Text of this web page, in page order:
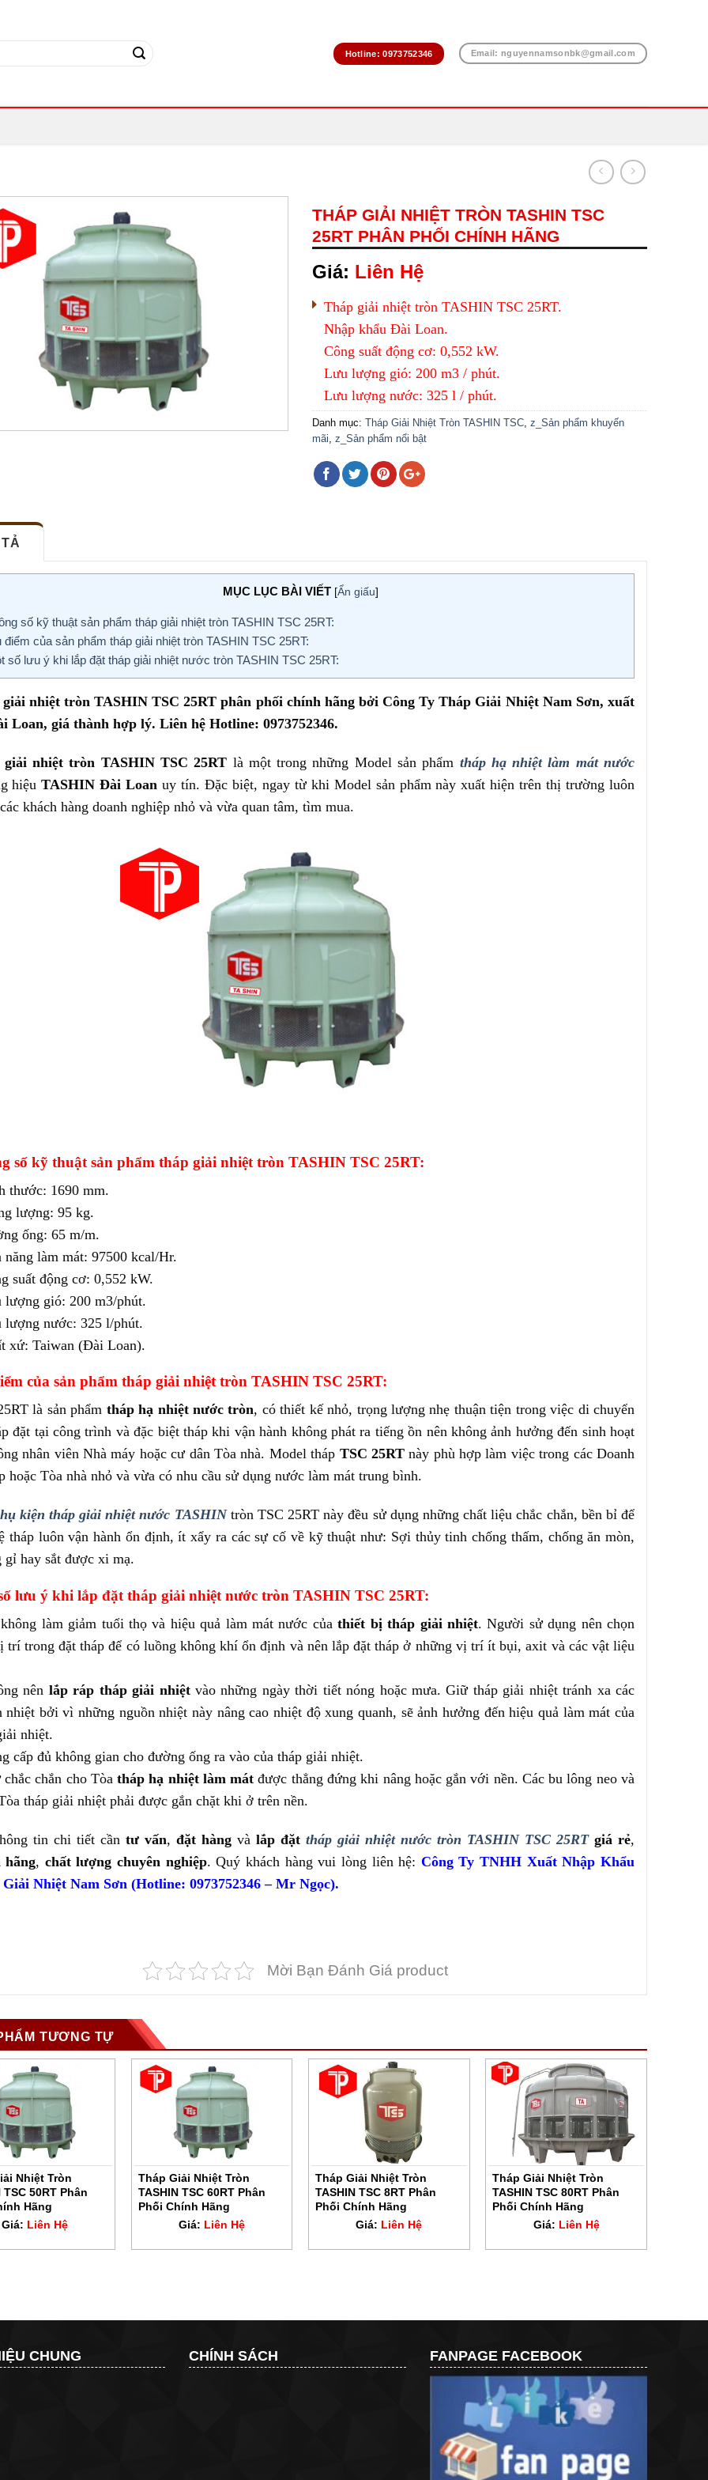
Hotline: 0973752346 Email: nguyennamsonbk@gmail.com
THÁP GIẢI NHIỆT TRÒN TASHIN TSC
25RT PHÂN PHỐI CHÍNH HÃNG
Giá: Liên Hệ
Tháp giải nhiệt tròn TASHIN TSC 25RT.
Nhập khẩu Đài Loan.
Công suất động cơ: 0,552 kW.
Lưu lượng gió: 200 m3 / phút.
Lưu lượng nước: 325 l / phút.
Danh mục:Tháp Giải Nhiệt Tròn TASHIN TSC,z_Sản phẩm khuyến
mãi,z_Sản phẩm nổi bật
TẢ
MỤC LỤC BÀI VIẾT [Ẩn giấu]
số kỹ thuật sản phẩm tháp giải nhiệt tròn TASHIN TSC 25RT:
của sản phẩm tháp giải nhiệt tròn TASHIN TSC 25RT:
số lưu ý khi lắp đặt tháp giải nhiệt nước tròn TASHIN TSC 25RT:
nhiệt tròn TASHIN TSC 25RT phân phối chính hãng bởi Công Ty Tháp Giải Nhiệt Nam Sơn, xuất
Loan, giá thành hợp lý. Liên hệ Hotline: 0973752346.
giải nhiệt tròn TASHIN TSC 25RT là một trong những Model sản phẩm tháp hạ nhiệt làm mát nước
hiệuTASHIN Đài Loan uy tín. Đặc biệt, ngay từ khi Model sản phẩm này xuất hiện trên thị trường luôn
khách hàng doanh nghiệp nhỏ và vừa quan tâm, tìm mua.
số kỹ thuật sản phẩm tháp giải nhiệt tròn TASHIN TSC 25RT:
thước: 1690 mm.
lượng: 95 kg.
ống: 65 m/m.
năng làm mát: 97500 kcal/Hr.
suất động cơ: 0,552 kW.
lượng gió: 200 m3/phút.
lượng nước: 325 l/phút.
xứ: Taiwan (Đài Loan).
của sản phẩm tháp giải nhiệt tròn TASHIN TSC 25RT:
là sản phẩm tháp hạ nhiệt nước tròn, có thiết kế nhỏ, trọng lượng nhẹ thuận tiện trong việc di chuyển
đặt tại công trình và đặc biệt tháp khi vận hành không phát ra tiếng ồn nên không ảnh hưởng đến sinh hoạt
nhân viên Nhà máy hoặc cư dân Tòa nhà. Model tháp TSC 25RTnày phù hợp làm việc trong các Doanh
hoặc Tòa nhà nhỏ và vừa có nhu cầu sử dụng nước làm mát trung bình.
kiện tháp giải nhiệt nước TASHINtròn TSC 25RT này đều sử dụng những chất liệu chắc chắn, bền bỉ để
tháp luôn vận hành ổn định, ít xẩy ra các sự cố về kỹ thuật như: Sợi thủy tinh chống thấm, chống ăn mòn,
gỉ hay sắt được xi mạ.
lưu ý khi lắp đặt tháp giải nhiệt nước tròn TASHIN TSC 25RT:
làm giảm tuổi thọ và hiệu quả làm mát nước củathiết bị tháp giải nhiệt. Người sử dụng nên chọn
trí trong đặt tháp để có luồng không khí ổn định và nên lắp đặt tháp ở những vị trí ít bụi, axit và các vật liệu
nên lắp ráp tháp giải nhiệtvào những ngày thời tiết nóng hoặc mưa. Giữ tháp giải nhiệt tránh xa các
nhiệt bởi vì những nguồn nhiệt này nâng cao nhiệt độ xung quanh, sẽ ảnh hưởng đến hiệu quả làm mát của
nhiệt.
cấp đủ không gian cho đường ống ra vào của tháp giải nhiệt.
chắn cho Tòatháp hạ nhiệt làm mát được thẳng đứng khi nâng hoặc gắn với nền. Các bu lông neo và
tháp giải nhiệt phải được gắn chặt khi ở trên nền.
tin chi tiết cầntư vấn,đặt hàng vàlắp đặt tháp giải nhiệt nước tròn TASHIN TSC 25RT giá rẻ,
hãng, chất lượng chuyên nghiệp. Quý khách hàng vui lòng liên hệ: Công Ty TNHH Xuất Nhập Khẩu
Nhiệt Nam Sơn (Hotline: 0973752346 – Mr Ngọc).
Mời Bạn Đánh Giá product
TƯƠNG TỰ
Nhiệt Tròn
TSC 50RT Phân
Hãng
Giá: Liên Hệ
Tháp Giải Nhiệt Tròn
TASHIN TSC 60RT Phân
Phối Chính Hãng
Giá: Liên Hệ
Tháp Giải Nhiệt Tròn
TASHIN TSC 8RT Phân
Phối Chính Hãng
Giá: Liên Hệ
Tháp Giải Nhiệt Tròn
TASHIN TSC 80RT Phân
Phối Chính Hãng
Giá: Liên Hệ
CHUNG CHÍNH SÁCH FANPAGE FACEBOOK